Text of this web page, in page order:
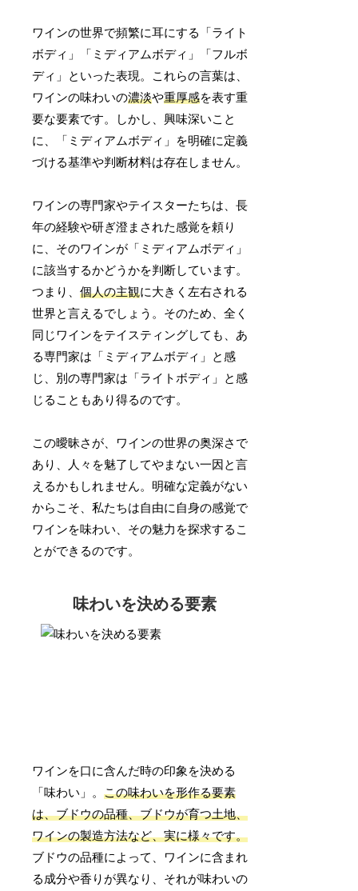
ワインの世界で頻繁に耳にする「ライト
ボディ」「ミディアムボディ」「フルボ
ディ」といった表現。これらの言葉は、
ワインの味わいの濃淡や重厚感を表す重
要な要素です。しかし、興味深いこと
に、「ミディアムボディ」を明確に定義
づける基準や判断材料は存在しません。
ワインの専門家やテイスターたちは、長
年の経験や研ぎ澄まされた感覚を頼り
に、そのワインが「ミディアムボディ」
に該当するかどうかを判断しています。
つまり、個人の主観に大きく左右される
世界と言えるでしょう。そのため、全く
同じワインをテイスティングしても、あ
る専門家は「ミディアムボディ」と感
じ、別の専門家は「ライトボディ」と感
じることもあり得るのです。
この曖昧さが、ワインの世界の奥深さで
あり、人々を魅了してやまない一因と言
えるかもしれません。明確な定義がない
からこそ、私たちは自由に自身の感覚で
ワインを味わい、その魅力を探求するこ
とができるのです。
味わいを決める要素
ワインを口に含んだ時の印象を決める
「味わい」。この味わいを形作る要素
は、ブドウの品種、ブドウが育つ土地、
ワインの製造方法など、実に様々です。
ブドウの品種によって、ワインに含まれ
る成分や香りが異なり、それが味わいの